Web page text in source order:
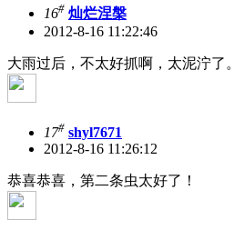
16# 灿烂涅槃
2012-8-16 11:22:46
大雨过后，不太好抓啊，太泥泞了。
17# shyl7671
2012-8-16 11:26:12
恭喜恭喜，第二条虫太好了！